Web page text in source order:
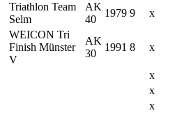
Triathlon Team
Selm
AK
40
1979 9 x
WEICON Tri
Finish Münster
V
AK
30
1991 8 x
x
x
x